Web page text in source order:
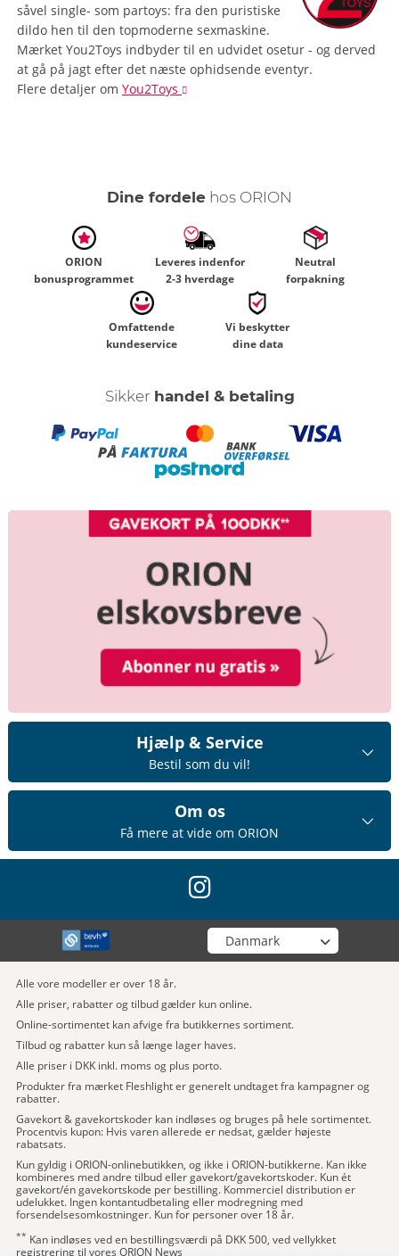
såvel single- som partoys: fra den puristiske
dildo hen til den topmoderne sexmaskine.
Mærket You2Toys indbyder til en udvidet osetur - og derved
at gå på jagt efter det næste ophidsende eventyr.
Flere detaljer om You2Toys
Dine fordele hos ORION
ORION
bonusprogrammet
Leveres indenfor
2-3 hverdage
Neutral
forpakning
Omfattende
kundeservice
Vi beskytter
dine data
Sikker handel & betaling
Hjælp & Service
Bestil som du vil!
Om os
Få mere at vide om ORION
instagram
Vælg din butik
Alle vore modeller er over 18 år.
Alle priser, rabatter og tilbud gælder kun online.
Online-sortimentet kan afvige fra butikkernes sortiment.
Tilbud og rabatter kun så længe lager haves.
Alle priser i DKK inkl. moms og plus porto.
Produkter fra mærket Fleshlight er generelt undtaget fra kampagner og
rabatter.
Gavekort & gavekortskoder kan indløses og bruges på hele sortimentet.
Procentvis kupon: Hvis varen allerede er nedsat, gælder højeste
rabatsats.
Kun gyldig i ORION-onlinebutikken, og ikke i ORION-butikkerne. Kan ikke
kombineres med andre tilbud eller gavekort/gavekortskoder. Kun ét
gavekort/én gavekortskode per bestilling. Kommerciel distribution er
udelukket. Ingen kontantudbetaling eller modregning med
forsendelsesomkostninger. Kun for personer over 18 år.
** Kan indløses ved en bestillingsværdi på DKK 500, ved vellykket
registrering til vores ORION News